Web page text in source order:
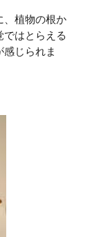
、植物の根か
ではとらえる
じられま